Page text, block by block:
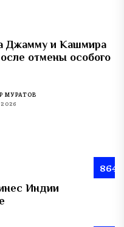
Джамму и Кашмира
отмены особого
МУРАТОВ
864
Индии